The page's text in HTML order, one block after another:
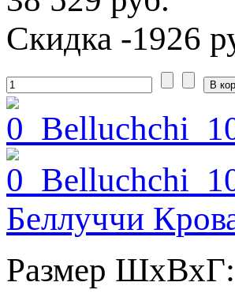
Скидка -1926
Беллуччи
Размер